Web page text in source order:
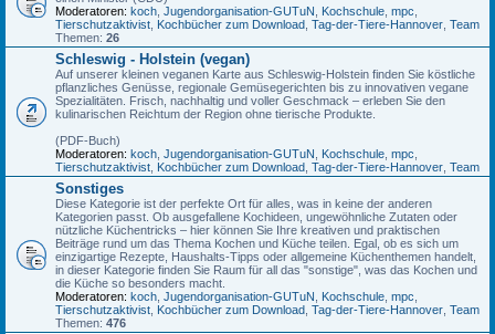
Moderatoren: koch Jugendorganisation-GUTuN Kochschule mpc
Tierschutzaktivist Kochbücher zum Download Tag-der-Tiere-Hannover Team
Themen: 26
Schleswig - Holstein (vegan)
Auf unserer kleinen veganen Karte aus Schleswig-Holstein finden Sie köstliche
pflanzliches Genüsse, regionale Gemüsegerichten bis zu innovativen vegane
Spezialitäten. Frisch, nachhaltig und voller Geschmack – erleben Sie den
kulinarischen Reichtum der Region ohne tierische Produkte.
(PDF-Buch)
Moderatoren: koch Jugendorganisation-GUTuN Kochschule mpc
Tierschutzaktivist Kochbücher zum Download Tag-der-Tiere-Hannover Team
Sonstiges
Diese Kategorie ist der perfekte Ort für alles, was in keine der anderen
Kategorien passt. Ob ausgefallene Kochideen, ungewöhnliche Zutaten oder
nützliche Küchentricks – hier können Sie Ihre kreativen und praktischen
Beiträge rund um das Thema Kochen und Küche teilen. Egal, ob es sich um
einzigartige Rezepte, Haushalts-Tipps oder allgemeine Küchenthemen handelt,
in dieser Kategorie finden Sie Raum für all das "sonstige", was das Kochen und
die Küche so besonders macht.
Moderatoren: koch Jugendorganisation-GUTuN Kochschule mpc
Tierschutzaktivist Kochbücher zum Download Tag-der-Tiere-Hannover Team
Themen: 476